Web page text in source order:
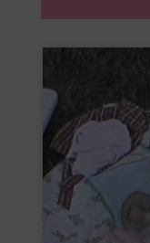
Cliquez